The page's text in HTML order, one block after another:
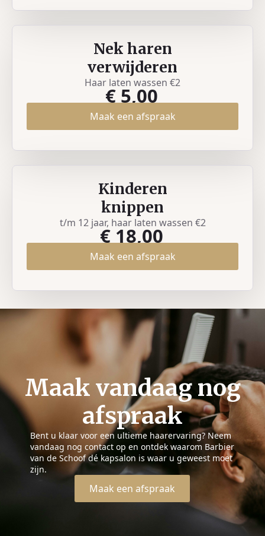
Nek haren
verwijderen
Haar laten wassen €2
€ 5,00
Maak een afspraak
Kinderen
knippen
t/m 12 jaar, haar laten wassen €2
€ 18,00
Maak een afspraak
Maak vandaag nog
afspraak
Bent u klaar voor een ultieme haarervaring? Neem
vandaag nog contact op en ontdek waarom Barbier
van de Schoof dé kapsalon is waar u geweest moet
zijn.
Maak een afspraak